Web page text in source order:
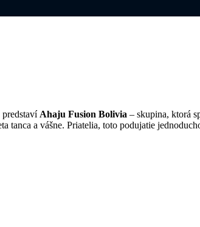
predstaví Ahaju Fusion Bolivia – skupina, ktorá
a vášne. Priatelia, toto podujatie